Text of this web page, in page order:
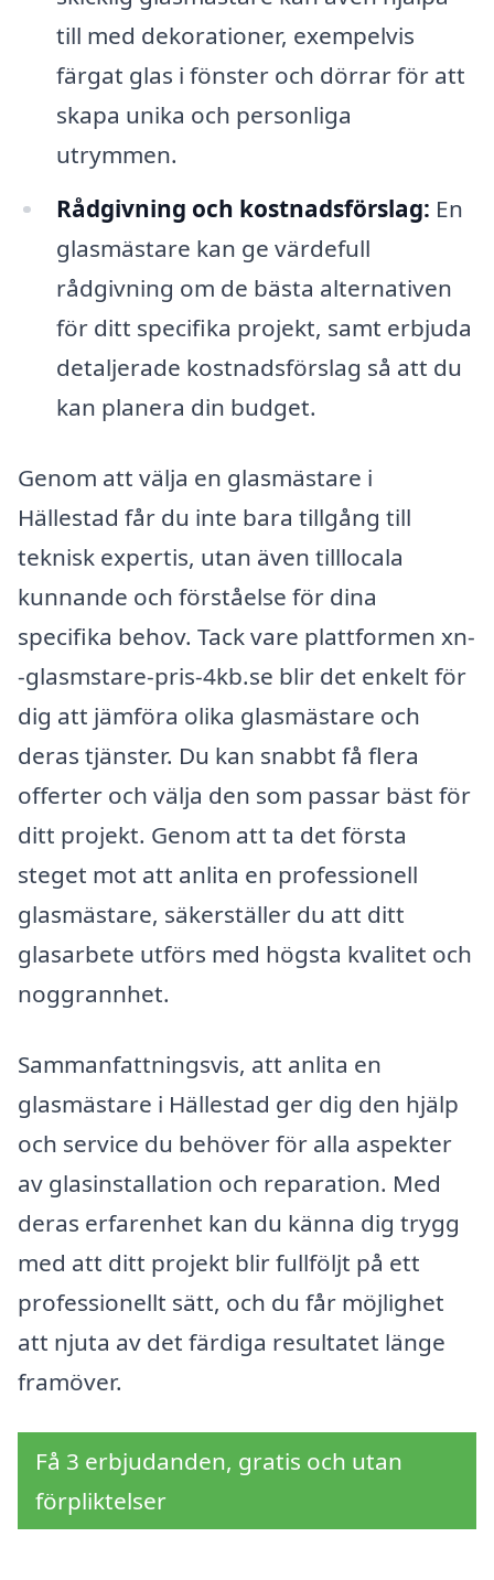
till med dekorationer, exempelvis
färgat glas i fönster och dörrar för att
skapa unika och personliga
utrymmen.
Rådgivning och kostnadsförslag: En
glasmästare kan ge värdefull
rådgivning om de bästa alternativen
för ditt specifika projekt, samt erbjuda
detaljerade kostnadsförslag så att du
kan planera din budget.
Genom att välja en glasmästare i
Hällestad får du inte bara tillgång till
teknisk expertis, utan även tilllocala
kunnande och förståelse för dina
specifika behov. Tack vare plattformen xn-
-glasmstare-pris-4kb.se blir det enkelt för
dig att jämföra olika glasmästare och
deras tjänster. Du kan snabbt få flera
offerter och välja den som passar bäst för
ditt projekt. Genom att ta det första
steget mot att anlita en professionell
glasmästare, säkerställer du att ditt
glasarbete utförs med högsta kvalitet och
noggrannhet.
Sammanfattningsvis, att anlita en
glasmästare i Hällestad ger dig den hjälp
och service du behöver för alla aspekter
av glasinstallation och reparation. Med
deras erfarenhet kan du känna dig trygg
med att ditt projekt blir fullföljt på ett
professionellt sätt, och du får möjlighet
att njuta av det färdiga resultatet länge
framöver.
Få 3 erbjudanden, gratis och utan
förpliktelser